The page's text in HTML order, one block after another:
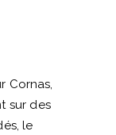
Cornas,
sur des
le